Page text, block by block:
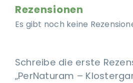
Rezensionen
Es gibt noch keine
Schreibe die erste
„PerNaturam –